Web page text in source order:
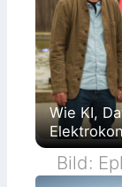
Wie KI,
Bild: